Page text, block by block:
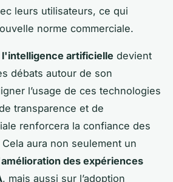
leurs utilisateurs, ce qui
norme commerciale.
l'intelligence artificielle devient
débats autour de son
l’usage de ces technologies
transparence et de
renforcera la confiance des
aura non seulement un
des expériences
, mais aussi sur l’adoption